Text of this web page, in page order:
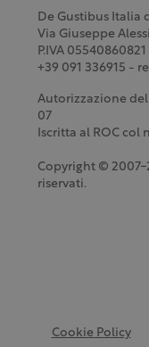
De Gustibus Italia
Via Giuseppe
P.IVA 05540860821
+39 091 336915 -
Autorizzazione
07
Iscritta al ROC col
Copyright ©
riservati.
Cookie Policy